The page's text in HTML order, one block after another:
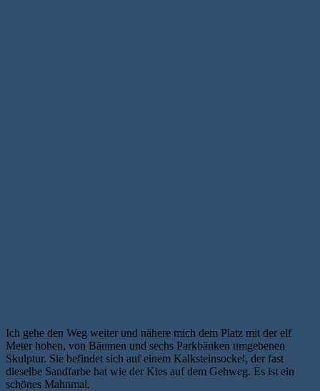
Ich gehe den Weg weiter und nähere mich dem Platz mit der elf
Meter hohen, von Bäumen und sechs Parkbänken umgebenen
Skulptur. Sie befindet sich auf einem Kalksteinsockel, der fast
dieselbe Sandfarbe hat wie der Kies auf dem Gehweg. Es ist ein
schönes Mahnmal.